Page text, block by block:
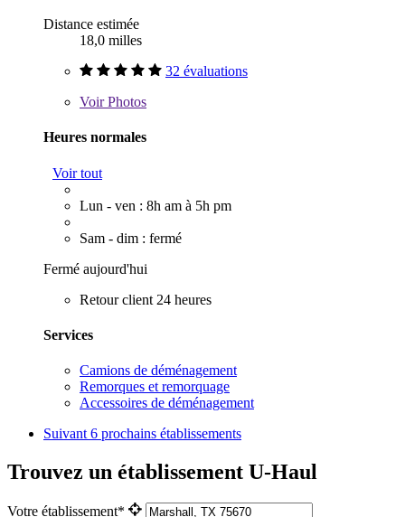
Distance estimée
18,0 milles
32 évaluations
VoirPhotos
Heures normales
Voir tout
Lun - ven : 8h am à 5h pm
Sam - dim : fermé
Fermé aujourd'hui
Retour client 24 heures
Services
Camions de déménagement
Remorques et remorquage
Accessoires de déménagement
Suivant 6 prochains établissements
Trouvez un établissement U-Haul
Votre établissement*